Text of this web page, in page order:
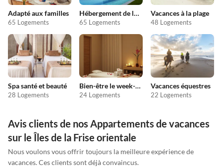
Adapté aux familles
65 Logements
Hébergement de luxe
65 Logements
Vacances à la plage
48 Logements
Spa santé et beauté
28 Logements
Bien-être le week-end
24 Logements
Vacances équestres
22 Logements
Avis clients de nos Appartements de vacances
sur le Îles de la Frise orientale
Nous voulons vous offrir toujours la meilleure expérience de
vacances. Ces clients sont déjà convaincus.